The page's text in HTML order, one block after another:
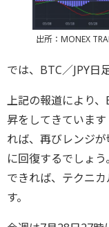
出所：MONEX
では、BTC／JPY日
上記の報道により
昇をしてきていま
れば、再びレンジ
に回復するでしょ
できれば、テクニ
す。